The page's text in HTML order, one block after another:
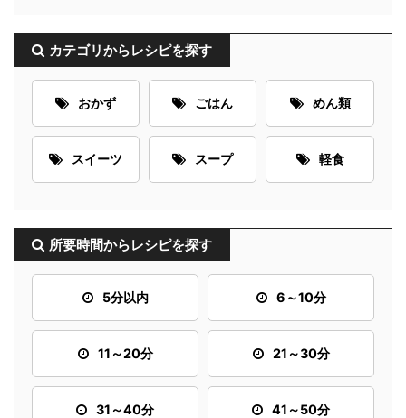
カテゴリからレシピを探す
おかず ごはん めん類
スイーツ スープ 軽食
所要時間からレシピを探す
5分以内 6～10分
11～20分 21～30分
31～40分 41～50分